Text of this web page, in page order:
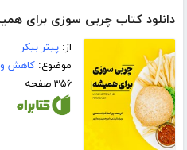
دانلود کتاب چربی سوزی برای
از:پیتر بیکر
موضوع:کاهش
۳۵۶ صفحه